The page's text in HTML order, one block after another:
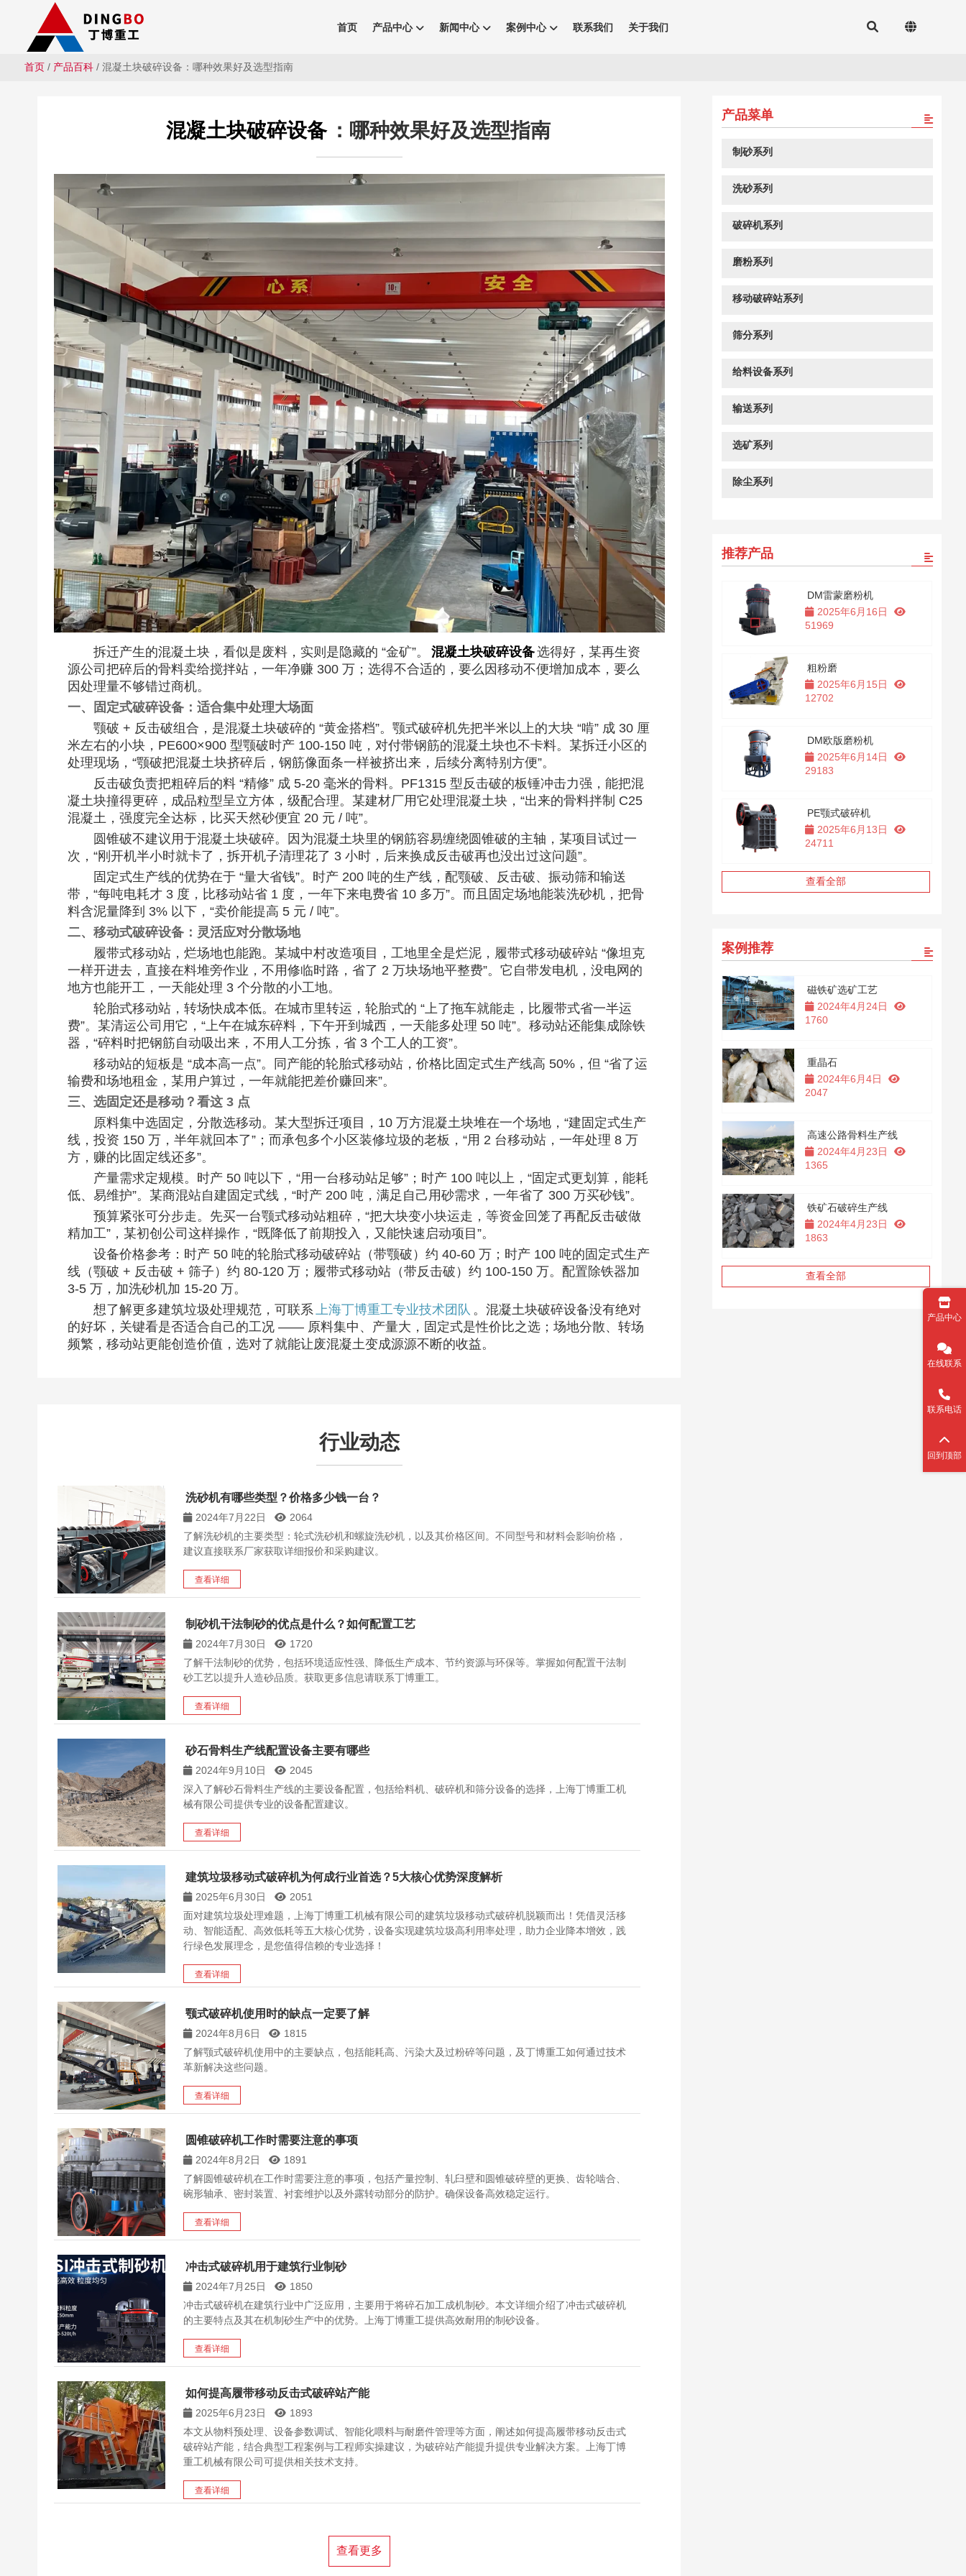
首页 产品中心 新闻中心 案例中心 联系我们 关于我们
首页/ 产品百科/ 混凝土块破碎设备：哪种效果好及选型指南
混凝土块破碎设备 ：哪种效果好及选型指南
拆迁产生的混凝土块，看似是废料，实则是隐藏的 “金矿”。 混凝土块破碎设备选得好，某再生资
源公司把碎后的骨料卖给搅拌站，一年净赚 300 万；选得不合适的，要么因移动不便增加成本，要么
因处理量不够错过商机。​
一、固定式破碎设备：适合集中处理大场面​
颚破 + 反击破组合，是混凝土块破碎的 “黄金搭档”。颚式破碎机先把半米以上的大块 “啃” 成 30 厘
米左右的小块，PE600×900 型颚破时产 100-150 吨，对付带钢筋的混凝土块也不卡料。某拆迁小区的
处理现场，“颚破把混凝土块挤碎后，钢筋像面条一样被挤出来，后续分离特别方便”。​
反击破负责把粗碎后的料 “精修” 成 5-20 毫米的骨料。PF1315 型反击破的板锤冲击力强，能把混
凝土块撞得更碎，成品粒型呈立方体，级配合理。某建材厂用它处理混凝土块，“出来的骨料拌制 C25
混凝土，强度完全达标，比买天然砂便宜 20 元 / 吨”。​
圆锥破不建议用于混凝土块破碎。因为混凝土块里的钢筋容易缠绕圆锥破的主轴，某项目试过一
次，“刚开机半小时就卡了，拆开机子清理花了 3 小时，后来换成反击破再也没出过这问题”。​
固定式生产线的优势在于 “量大省钱”。时产 200 吨的生产线，配颚破、反击破、振动筛和输送
带，“每吨电耗才 3 度，比移动站省 1 度，一年下来电费省 10 多万”。而且固定场地能装洗砂机，把骨
料含泥量降到 3% 以下，“卖价能提高 5 元 / 吨”。​
二、移动式破碎设备：灵活应对分散场地​
履带式移动站，烂场地也能跑。某城中村改造项目，工地里全是烂泥，履带式移动破碎站 “像坦克
一样开进去，直接在料堆旁作业，不用修临时路，省了 2 万块场地平整费”。它自带发电机，没电网的
地方也能开工，一天能处理 3 个分散的小工地。​
轮胎式移动站，转场快成本低。在城市里转运，轮胎式的 “上了拖车就能走，比履带式省一半运
费”。某清运公司用它，“上午在城东碎料，下午开到城西，一天能多处理 50 吨”。移动站还能集成除铁
器，“碎料时把钢筋自动吸出来，不用人工分拣，省 3 个工人的工资”。​
移动站的短板是 “成本高一点”。同产能的轮胎式移动站，价格比固定式生产线高 50%，但 “省了运
输费和场地租金，某用户算过，一年就能把差价赚回来”。​
三、选固定还是移动？看这 3 点​
原料集中选固定，分散选移动。某大型拆迁项目，10 万方混凝土块堆在一个场地，“建固定式生产
线，投资 150 万，半年就回本了”；而承包多个小区装修垃圾的老板，“用 2 台移动站，一年处理 8 万
方，赚的比固定线还多”。​
产量需求定规模。时产 50 吨以下，“用一台移动站足够”；时产 100 吨以上，“固定式更划算，能耗
低、易维护”。某商混站自建固定式线，“时产 200 吨，满足自己用砂需求，一年省了 300 万买砂钱”。​
预算紧张可分步走。先买一台颚式移动站粗碎，“把大块变小块运走，等资金回笼了再配反击破做
精加工”，某初创公司这样操作，“既降低了前期投入，又能快速启动项目”。​
设备价格参考：时产 50 吨的轮胎式移动破碎站（带颚破）约 40-60 万；时产 100 吨的固定式生产
线（颚破 + 反击破 + 筛子）约 80-120 万；履带式移动站（带反击破）约 100-150 万。配置除铁器加
3-5 万，加洗砂机加 15-20 万。​
想了解更多建筑垃圾处理规范，可联系
上海丁博重工专业技术团队 。混凝土块破碎设备没有绝对
的好坏，关键看是否适合自己的工况 —— 原料集中、产量大，固定式是性价比之选；场地分散、转场
频繁，移动站更能创造价值，选对了就能让废混凝土变成源源不断的收益。​
行业动态
洗砂机有哪些类型？价格多少钱一台？
2024年7月22日
2064
了解洗砂机的主要类型：轮式洗砂机和螺旋洗砂机，以及其价格区间。不同型号和材料会影响价格，
建议直接联系厂家获取详细报价和采购建议。
查看详细
制砂机干法制砂的优点是什么？如何配置工艺
2024年7月30日
1720
了解干法制砂的优势，包括环境适应性强、降低生产成本、节约资源与环保等。掌握如何配置干法制
砂工艺以提升人造砂品质。获取更多信息请联系丁博重工。
查看详细
砂石骨料生产线配置设备主要有哪些
2024年9月10日
2045
深入了解砂石骨料生产线的主要设备配置，包括给料机、破碎机和筛分设备的选择，上海丁博重工机
械有限公司提供专业的设备配置建议。
查看详细
建筑垃圾移动式破碎机为何成行业首选？5大核心优势深度解析
2025年6月30日
2051
面对建筑垃圾处理难题，上海丁博重工机械有限公司的建筑垃圾移动式破碎机脱颖而出！凭借灵活移
动、智能适配、高效低耗等五大核心优势，设备实现建筑垃圾高利用率处理，助力企业降本增效，践
行绿色发展理念，是您值得信赖的专业选择！
查看详细
颚式破碎机使用时的缺点一定要了解
2024年8月6日
1815
了解颚式破碎机使用中的主要缺点，包括能耗高、污染大及过粉碎等问题，及丁博重工如何通过技术
革新解决这些问题。
查看详细
圆锥破碎机工作时需要注意的事项
2024年8月2日
1891
了解圆锥破碎机在工作时需要注意的事项，包括产量控制、轧臼壁和圆锥破碎壁的更换、齿轮啮合、
碗形轴承、密封装置、衬套维护以及外露转动部分的防护。确保设备高效稳定运行。
查看详细
冲击式破碎机用于建筑行业制砂
2024年7月25日
1850
冲击式破碎机在建筑行业中广泛应用，主要用于将碎石加工成机制砂。本文详细介绍了冲击式破碎机
的主要特点及其在机制砂生产中的优势。上海丁博重工提供高效耐用的制砂设备。
查看详细
如何提高履带移动反击式破碎站产能​
2025年6月23日
1893
本文从物料预处理、设备参数调试、智能化喂料与耐磨件管理等方面，阐述如何提高履带移动反击式
破碎站产能，结合典型工程案例与工程师实操建议，为破碎站产能提升提供专业解决方案。上海丁博
重工机械有限公司可提供相关技术支持。
查看详细
查看更多
产品菜单
制砂系列
洗砂系列
破碎机系列
磨粉系列
移动破碎站系列
筛分系列
给料设备系列
输送系列
选矿系列
除尘系列
推荐产品
DM雷蒙磨粉机
2025年6月16日
51969
粗粉磨
2025年6月15日
12702
DM欧版磨粉机
2025年6月14日
29183
PE颚式破碎机
2025年6月13日
24711
查看全部
案例推荐
磁铁矿选矿工艺
2024年4月24日
1760
重晶石
2024年6月4日
2047
高速公路骨料生产线
2024年4月23日
1365
铁矿石破碎生产线
2024年4月23日
1863
查看全部
产品中心
在线联系
联系电话
回到顶部